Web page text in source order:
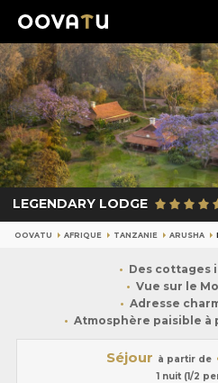
LEGENDARY LODGE
OOVATU AFRIQUE TANZANIE ARUSHA
Des cottages
Vue sur le
Adresse
Atmosphère paisible à
Séjour à partir de
1 nuit (1/2